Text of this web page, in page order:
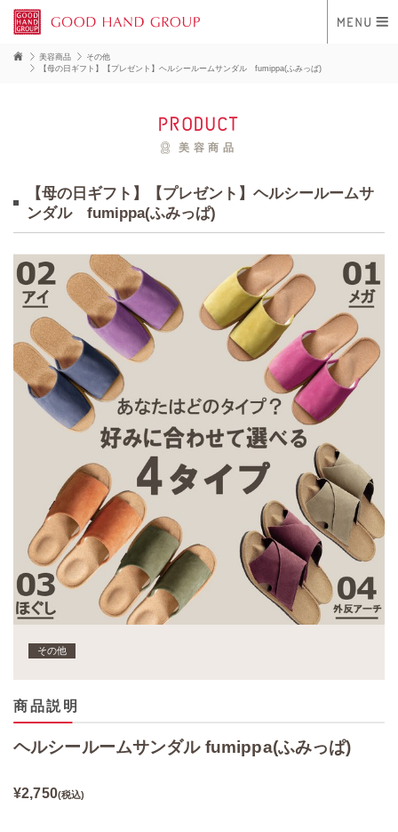
美容商品
その他
【母の日ギフト】【プレゼント】ヘルシールームサンダル fumippa(ふみっぱ)
product
美容商品
【母の日ギフト】【プレゼント】ヘルシールームサ
ンダル fumippa(ふみっぱ)
その他
商品説明
ヘルシールームサンダル fumippa(ふみっぱ)
¥2,750(税込)